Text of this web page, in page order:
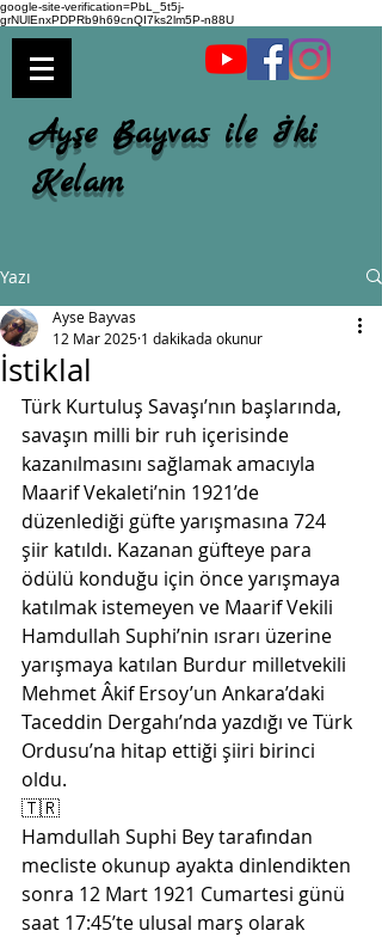
google-site-verification=PbL_5t5j-
grNUlEnxPDPRb9h69cnQI7ks2lm5P-n88U
Ayşe Bayvas ile İki
Kelam
Yazı
İstiklal
Ayse Bayvas
12 Mar 2025 1 dakikada okunur
Türk Kurtuluş Savaşı’nın başlarında,
savaşın milli bir ruh içerisinde
kazanılmasını sağlamak amacıyla
Maarif Vekaleti’nin 1921’de
düzenlediği güfte yarışmasına 724
şiir katıldı. Kazanan güfteye para
ödülü konduğu için önce yarışmaya
katılmak istemeyen ve Maarif Vekili
Hamdullah Suphi’nin ısrarı üzerine
yarışmaya katılan Burdur milletvekili
Mehmet Âkif Ersoy’un Ankara’daki
Taceddin Dergahı’nda yazdığı ve Türk
Ordusu’na hitap ettiği şiiri birinci
oldu.
🇹🇷
Hamdullah Suphi Bey tarafından
mecliste okunup ayakta dinlendikten
sonra 12 Mart 1921 Cumartesi günü
saat 17:45’te ulusal marş olarak